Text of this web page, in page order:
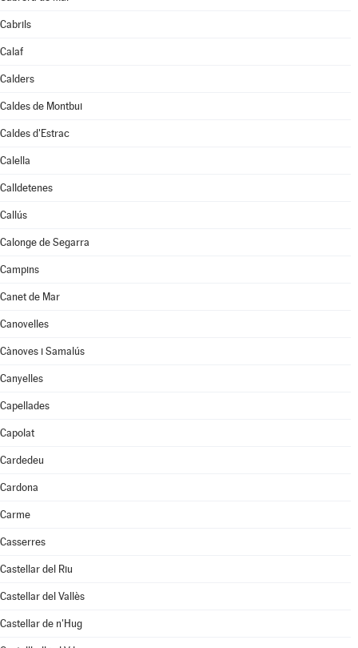
Cabrils
Calaf
Calders
Caldes de Montbui
Caldes d'Estrac
Calella
Calldetenes
Callús
Calonge de Segarra
Campins
Canet de Mar
Canovelles
Cànoves i Samalús
Canyelles
Capellades
Capolat
Cardedeu
Cardona
Carme
Casserres
Castellar del Riu
Castellar del Vallès
Castellar de n'Hug